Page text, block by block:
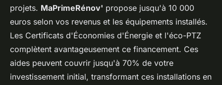
projets. MaPrimeRénov' propose jusqu'à 10 000
euros selon vos revenus et les équipements installés.
Les Certificats d'Économies d'Énergie et l'éco-PTZ
complètent avantageusement ce financement. Ces
aides peuvent couvrir jusqu'à 70% de votre
investissement initial, transformant ces installations en